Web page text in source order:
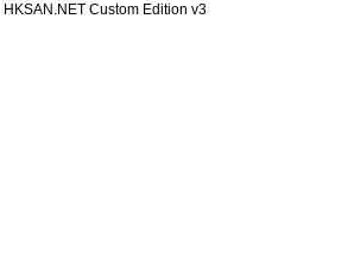
HKSAN.NET Custom Edition v3